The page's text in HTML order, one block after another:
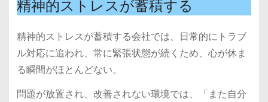
精神的ストレスが蓄積する
精神的ストレスが蓄積する会社では、日常的にトラブ
ル対応に追われ、常に緊張状態が続くため、心が休ま
る瞬間がほとんどない。
問題が放置され、改善されない環境では、「また自分